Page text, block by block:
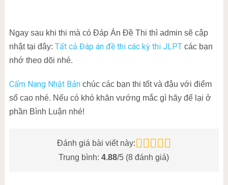
Ngay sau khi thi mà có Đáp Án Đề Thi thì admin sẽ cập
nhật tại đây: Tất cả Đáp án đề thi các kỳ thi JLPTcác bạn
nhớ theo dõi nhé.
Cẩm Nang Nhật Bảnchúc các bạn thi tốt và đậu với điểm
số cao nhé. Nếu có khó khăn vướng mắc gì hãy để lại ở
phần Bình Luận nhé!
Đánh giá bài viết này:
Trung bình:4.88/5 (8 đánh giá)